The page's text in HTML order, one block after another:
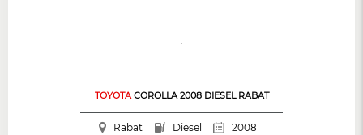
TOYOTACOROLLA 2008 DIESEL RABAT
Rabat Diesel
2008